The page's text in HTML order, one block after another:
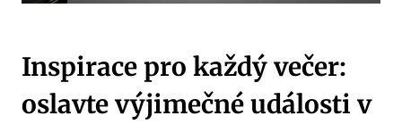
Inspirace pro každý večer:
oslavte výjimečné události v